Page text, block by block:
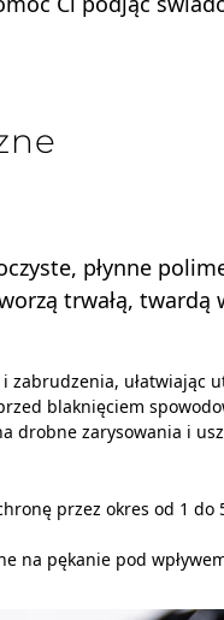
płynne
trwałą, twardą
zabrudzenia, ułatwiając
blaknięciem
drobne zarysowania i
przez okres od 1
na pękanie pod